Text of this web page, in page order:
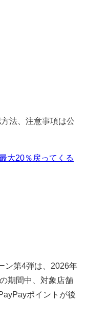
法、注意事項は公
大20％戻ってくる
ン第4弾は、2026年
期間中、対象店舗
ポイントが後